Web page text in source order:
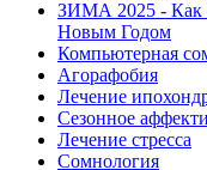
ЗИМА 2025 - Как
Новым Годом
Компьютерная
Агорафобия
Лечение
Сезонное
Лечение стресса
Сомнология